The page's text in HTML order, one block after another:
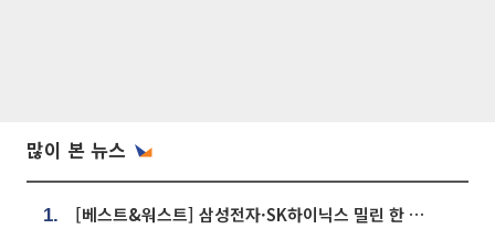
많이 본 뉴스
1. [베스트&워스트] 삼성전자·SK하이닉스 밀린 한 주…상상인증권은 85% 급등